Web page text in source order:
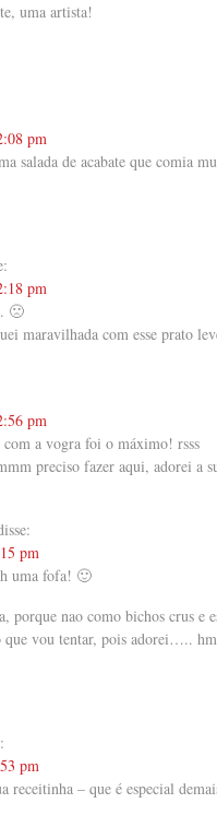
uma artista!
pm
salada de acabate que comia
pm
🙁
maravilhada com esse prato
pm
com a vogra foi o máximo! rsss
preciso fazer aqui, adorei a
pm
uma fofa! 🙂
porque nao como bichos crus
que vou tentar, pois adorei…..
pm
receitinha – que é especial